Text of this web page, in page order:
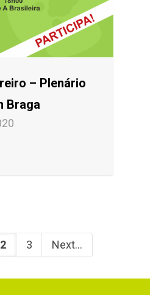
– Plenário
Braga
2 3 Next